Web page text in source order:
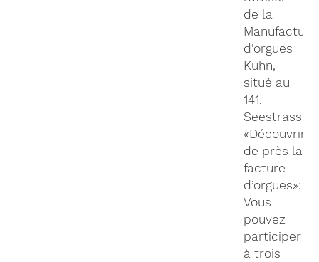
de la
Manufacture
d’orgues
Kuhn,
situé au
141,
Seestrasse
«Découvrir
de près la
facture
d’orgues»:
Vous
pouvez
participer
à trois